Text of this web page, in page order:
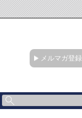
メルマガ登録